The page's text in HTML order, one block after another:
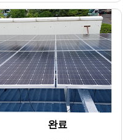
완료